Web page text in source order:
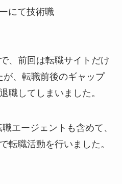
にて技術職
、前回は転職サイトだけ
、転職前後のギャップ
職してしまいました。
エージェントも含めて、
転職活動を行いました。